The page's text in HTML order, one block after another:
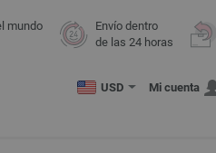
mundo
Envío dentro
de las 24 horas
USD Mi cuenta